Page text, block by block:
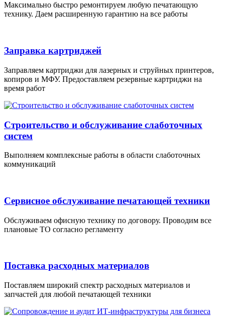
Максимально быстро ремонтируем любую печатающую
технику. Даем расширенную гарантию на все работы
Заправка картриджей
Заправляем картриджи для лазерных и струйных принтеров,
копиров и МФУ. Предоставляем резервные картриджи на
время работ
Строительство и обслуживание слаботочных
систем
Выполняем комплексные работы в области слаботочных
коммуникаций
Сервисное обслуживание печатающей техники
Обслуживаем офисную технику по договору. Проводим все
плановые ТО согласно регламенту
Поставка расходных материалов
Поставляем широкий спектр расходных материалов и
запчастей для любой печатающей техники